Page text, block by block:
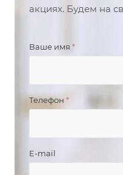
акциях. Будем на
Ваше имя *
Телефон *
E-mail